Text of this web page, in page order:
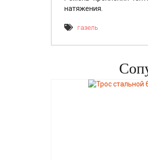
натяжения.
газель